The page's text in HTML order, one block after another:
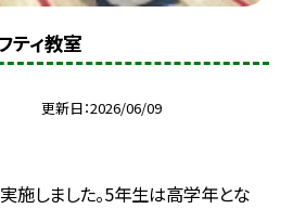
ティ教室
更新日 2026/06/09
施しました。5年生は高学年とな